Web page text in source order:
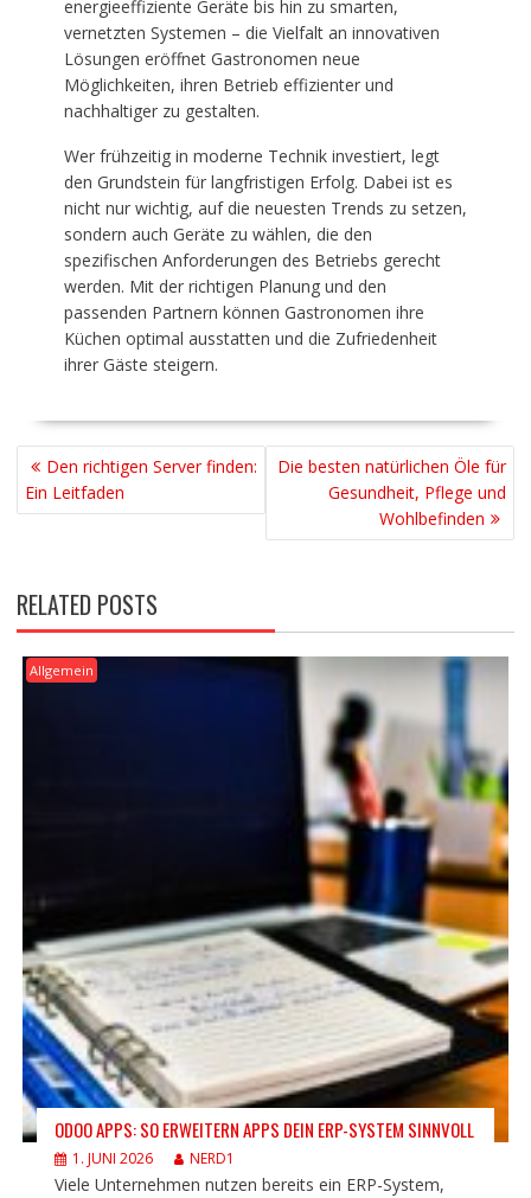
energieeffiziente Geräte bis hin zu smarten,
vernetzten Systemen – die Vielfalt an innovativen
Lösungen eröffnet Gastronomen neue
Möglichkeiten, ihren Betrieb effizienter und
nachhaltiger zu gestalten.
Wer frühzeitig in moderne Technik investiert, legt
den Grundstein für langfristigen Erfolg. Dabei ist es
nicht nur wichtig, auf die neuesten Trends zu setzen,
sondern auch Geräte zu wählen, die den
spezifischen Anforderungen des Betriebs gerecht
werden. Mit der richtigen Planung und den
passenden Partnern können Gastronomen ihre
Küchen optimal ausstatten und die Zufriedenheit
ihrer Gäste steigern.
BEITRAGSNAVIGATION
Den richtigen Server finden:
Ein Leitfaden
Die besten natürlichen Öle für
Gesundheit, Pflege und
Wohlbefinden
RELATED POSTS
Allgemein
ODOO APPS: SO ERWEITERN APPS DEIN ERP-SYSTEM SINNVOLL
1. JUNI 2026 NERD1
Viele Unternehmen nutzen bereits ein ERP-System,